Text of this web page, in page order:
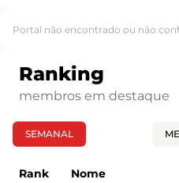
Portal não encontrado ou não
Ranking
membros em destaque
SEMANAL
Rank Nome